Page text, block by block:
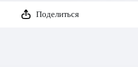
Поделиться